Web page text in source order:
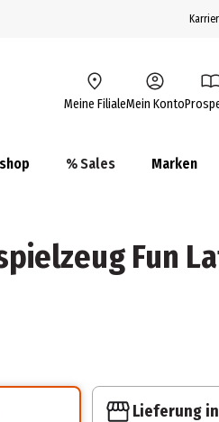
Meine FilialeMein Konto
% Sales Marken
Fun
Lieferung